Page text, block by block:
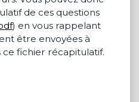
de ces questions
) en vous rappelant
être envoyées à
ce fichier récapitulatif.